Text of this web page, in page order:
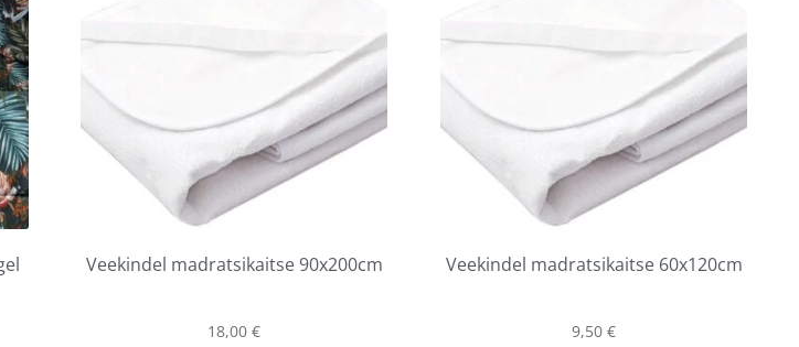
Veekindel madratsikaitse 90x200cm
18,00€
Veekindel madratsikaitse 60x120cm
9,50€